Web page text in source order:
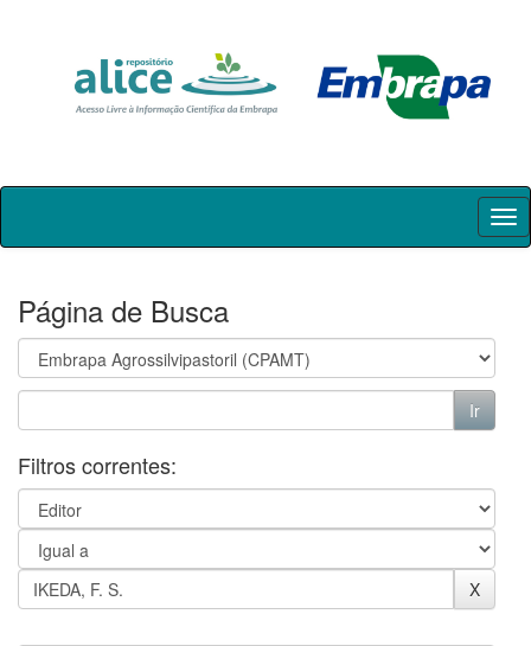
Skip
Página de Busca
Filtros correntes: